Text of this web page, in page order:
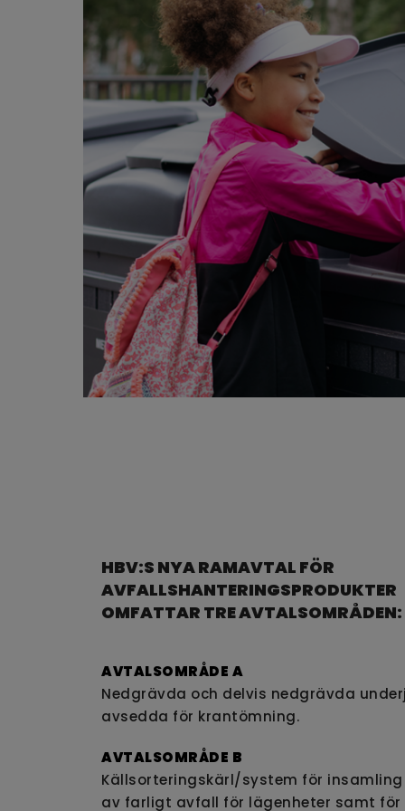
HBV:S NYA RAMAVTAL FÖR
AVFALLSHANTERINGSPRODUKTER
OMFATTAR TRE AVTALSOMRÅDEN:
AVTALSOMRÅDE A
Nedgrävda och delvis nedgrävda
avsedda för krantömning.
AVTALSOMRÅDE B
Källsorteringskärl/system för
av farligt avfall för lägenheter samt för